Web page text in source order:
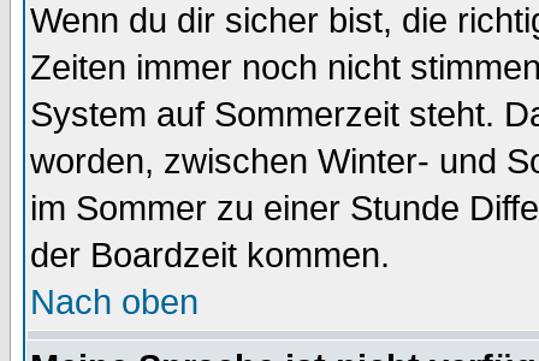
Wenn du dir sicher bist, die
Zeiten immer noch nicht
System auf Sommerzeit steht.
worden, zwischen Winter- und
im Sommer zu einer Stunde
der Boardzeit kommen.
Nach oben